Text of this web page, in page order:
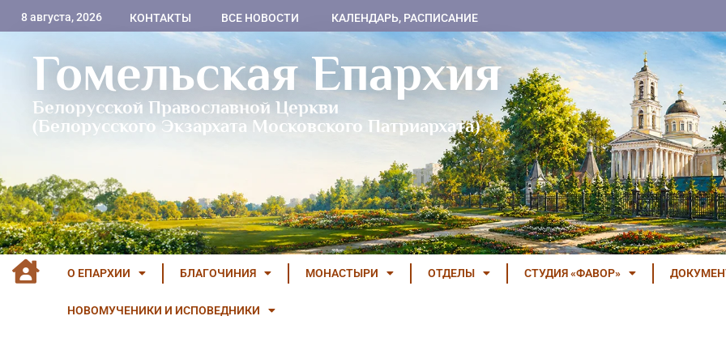
8 августа, 2026 КОНТАКТЫ ВСЕ НОВОСТИ КАЛЕНДАРЬ, РАСПИСАНИЕ
Гомельская Епархия
Белорусской Православной Церкви
(Белорусского Экзархата Московского Патриархата)
О ЕПАРХИИ БЛАГОЧИНИЯ МОНАСТЫРИ ОТДЕЛЫ СТУДИЯ «ФАВОР»
НОВОМУЧЕНИКИ И ИСПОВЕДНИКИ